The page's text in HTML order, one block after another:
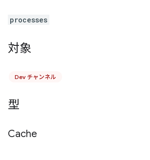
processes
対象
Dev チャンネル
型
Cache